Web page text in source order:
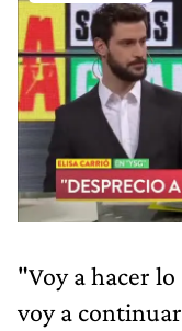
"Voy a hacer
voy a